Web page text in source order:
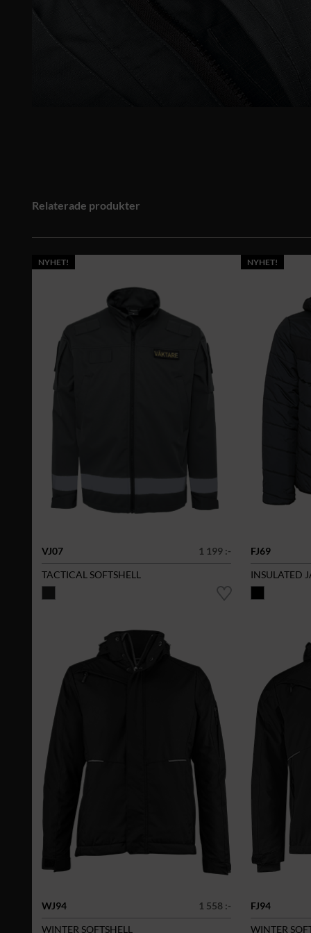
Relaterade produkter
NYHET!
VJ07
1 199 :-
TACTICAL SOFTSHELL
NYHET!
FJ69
INSULATED
WJ94
1 558 :-
WINTER SOFTSHELL
FJ94
WINTER